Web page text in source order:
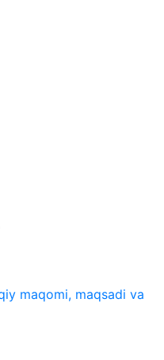
maqomi, maqsadi va